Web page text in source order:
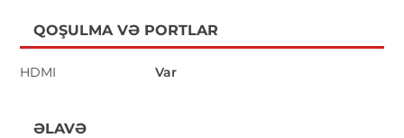
QOŞULMA VƏ PORTLAR
HDMI Var
ƏLAVƏ